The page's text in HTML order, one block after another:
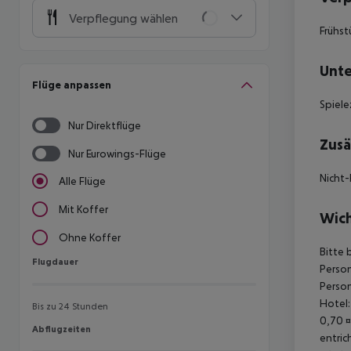
Verpflegung wählen
Flüge anpassen
Nur Direktflüge
Nur Eurowings-Flüge
Alle Flüge
Mit Koffer
Ohne Koffer
Flugdauer
Flugdauer
Bis zu 24 Stunden
Abflugzeiten
Abflugzeiten
Nicht-
Bitte
Hotel:
0,70